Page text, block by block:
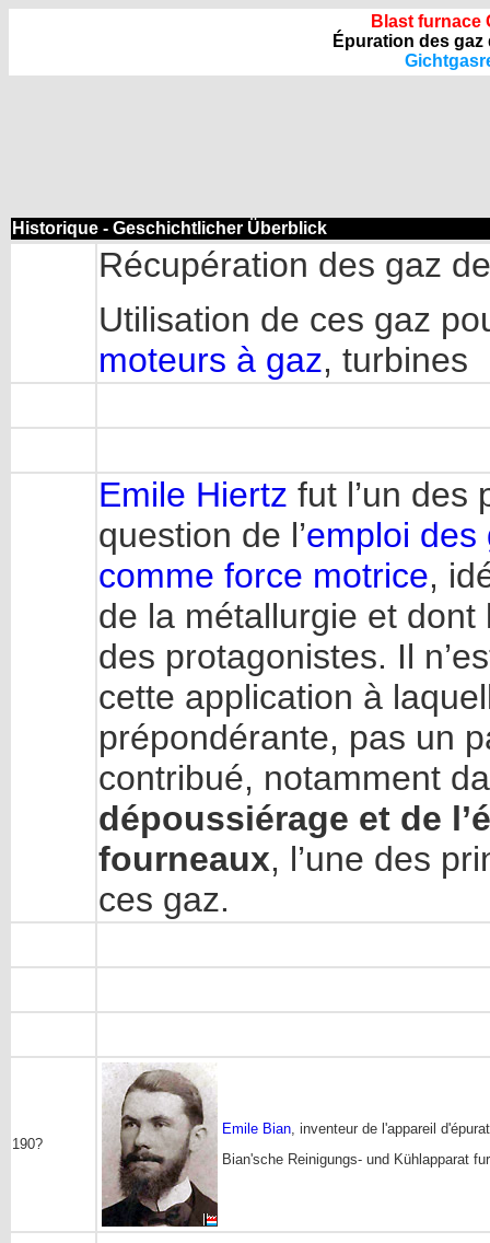
Blast furnace
Épuration des
Historique - Geschichtlicher Überblick
Récupération des gaz
Utilisation de ces gaz
moteurs à gaz, turbines
Emile Hiertz fut l’un des
question de l’emploi des
comme force motrice,
de la métallurgie et
des protagonistes. Il
cette application à
prépondérante, pas un
contribué, notamment
dépoussiérage et de
fourneaux, l’une des
ces gaz.
190?
Emile Bian, inventeur de l'appareil
Bian'sche Reinigungs- und Kühlapparat